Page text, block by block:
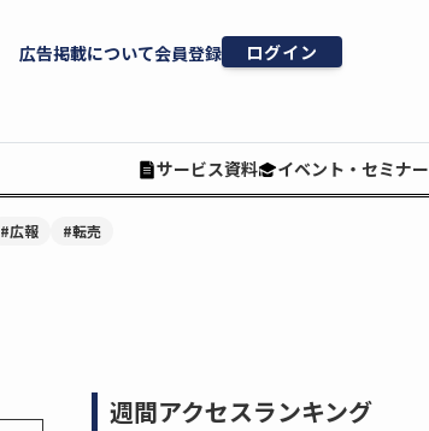
広告掲載について会員登録 ログイン
サービス資料 イベント・セミナー
#広報 #転売
週間アクセスランキング